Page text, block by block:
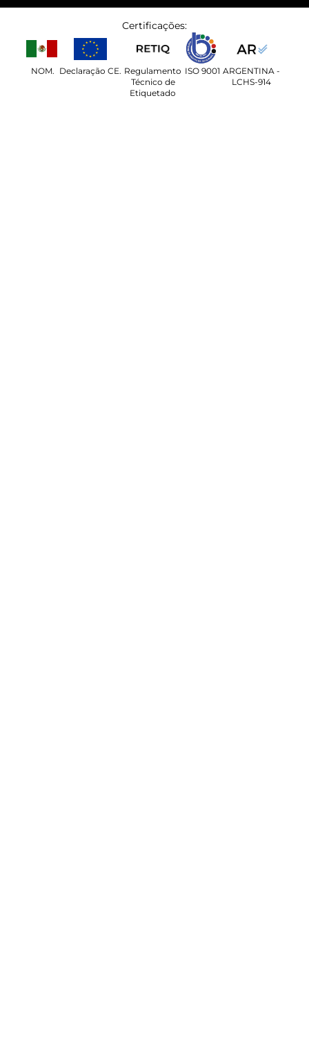
Certificações:
NOM. Declaração CE. Regulamento
Técnico de
Etiquetado
ISO 9001 ARGENTINA -
LCHS-914